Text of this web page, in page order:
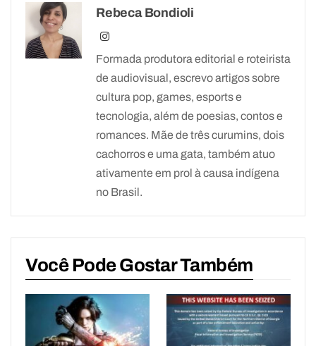
Rebeca Bondioli
Formada produtora editorial e roteirista
de audiovisual, escrevo artigos sobre
cultura pop, games, esports e
tecnologia, além de poesias, contos e
romances. Mãe de três curumins, dois
cachorros e uma gata, também atuo
ativamente em prol à causa indígena
no Brasil.
Você Pode Gostar Também